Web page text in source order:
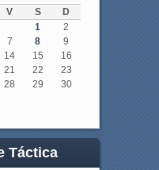
V S
D
1
2
7 8
9
14 15
16
21 22
23
28 29
30
Táctica